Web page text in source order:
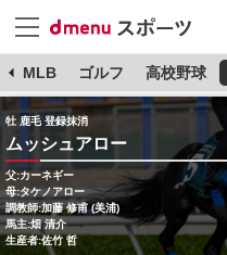
MLB ゴルフ 高校野球
牡 鹿毛 登録抹消
ムッシュアロー
父:カーネギー
母:タケノアロー
調教師:加藤 修甫 (美浦)
馬主:畑 清介
生産者:佐竹 哲